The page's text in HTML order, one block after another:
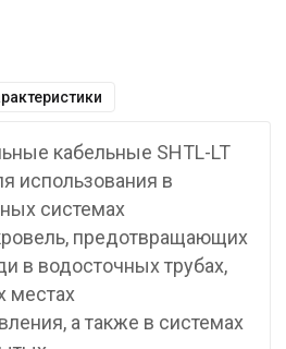
кабельные SHTL-LT
использования в
системах
предотвращающих
в водосточных трубах,
местах
а также в системах